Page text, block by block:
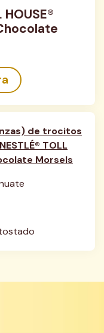
HOUSE®
de trocitos
TOLL
Morsels